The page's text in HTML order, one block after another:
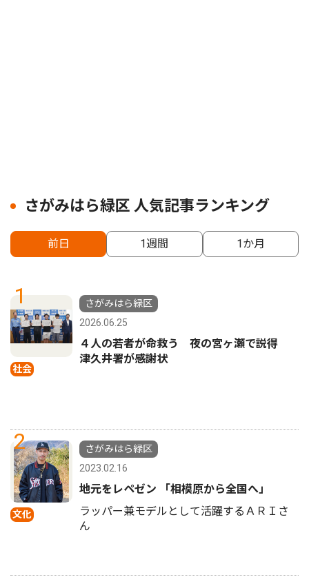
さがみはら緑区 人気記事ランキング
前日 1週間 1か月
1
社会
さがみはら緑区
2026.06.25
４人の若者が命救う 夜の宮ヶ瀬で説得
津久井署が感謝状
2
文化
さがみはら緑区
2023.02.16
地元をレペゼン 「相模原から全国へ」
ラッパー兼モデルとして活躍するＡＲＩさ
ん